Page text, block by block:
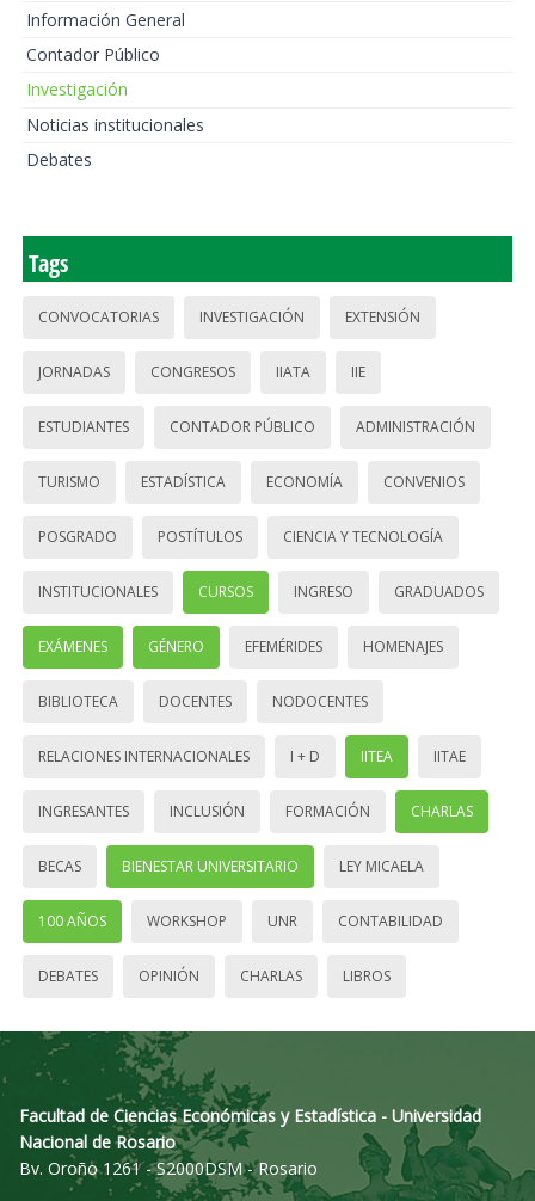
Información General
Contador Público
Investigación
Noticias institucionales
Debates
Tags
CONVOCATORIAS INVESTIGACIÓN EXTENSIÓN
JORNADAS CONGRESOS IIATA IIE
ESTUDIANTES CONTADOR PÚBLICO ADMINISTRACIÓN
TURISMO ESTADÍSTICA ECONOMÍA CONVENIOS
POSGRADO POSTÍTULOS CIENCIA Y TECNOLOGÍA
INSTITUCIONALES CURSOS INGRESO GRADUADOS
EXÁMENES GÉNERO EFEMÉRIDES HOMENAJES
BIBLIOTECA DOCENTES NODOCENTES
RELACIONES INTERNACIONALES I + D IITEA IITAE
INGRESANTES INCLUSIÓN FORMACIÓN CHARLAS
BECAS BIENESTAR UNIVERSITARIO LEY MICAELA
100 AÑOS WORKSHOP UNR CONTABILIDAD
DEBATES OPINIÓN CHARLAS LIBROS
Facultad de Ciencias Económicas y Estadística - Universidad
Nacional de Rosario
Bv. Oroño 1261 - S2000DSM - Rosario